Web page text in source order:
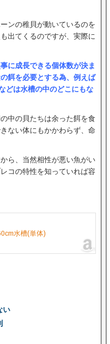
ンの稚貝が動いているのを
出てくるのですが、実際に
に成長できる個体数が決ま
餌を必要とする為、例えば
どは水槽の中のどこにもな
中の貝たちは余った餌を食
ない体にもかかわらず、命
ら、当然相性が悪い魚がい
コの特性を知っていれば容
水槽(単体)
い